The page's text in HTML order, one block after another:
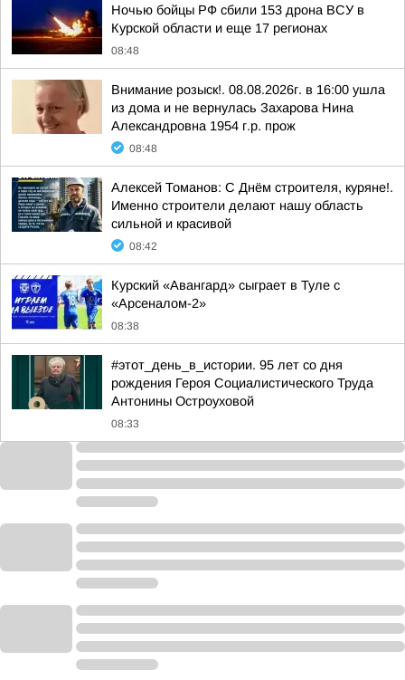
Ночью бойцы РФ сбили 153 дрона ВСУ в
Курской области и еще 17 регионах
08:48
Внимание розыск!. 08.08.2026г. в 16:00 ушла
из дома и не вернулась Захарова Нина
Александровна 1954 г.р. прож
08:48
Алексей Томанов: С Днём строителя, куряне!.
Именно строители делают нашу область
сильной и красивой
08:42
Курский «Авангард» сыграет в Туле с
«Арсеналом-2»
08:38
#этот_день_в_истории. 95 лет со дня
рождения Героя Социалистического Труда
Антонины Остроуховой
08:33